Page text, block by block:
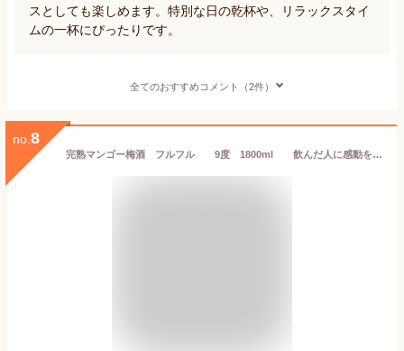
スとしても楽しめます。特別な日の乾杯や、リラックスタイ
ムの一杯にぴったりです。
全てのおすすめコメント（2件）
no. 8
完熟マンゴー梅酒 フルフル 9度 1800ml 飲んだ人に感動を与えます！非常にジューシーで飲みやすい女性に人気のマンゴー梅酒 是非、一度お試しください